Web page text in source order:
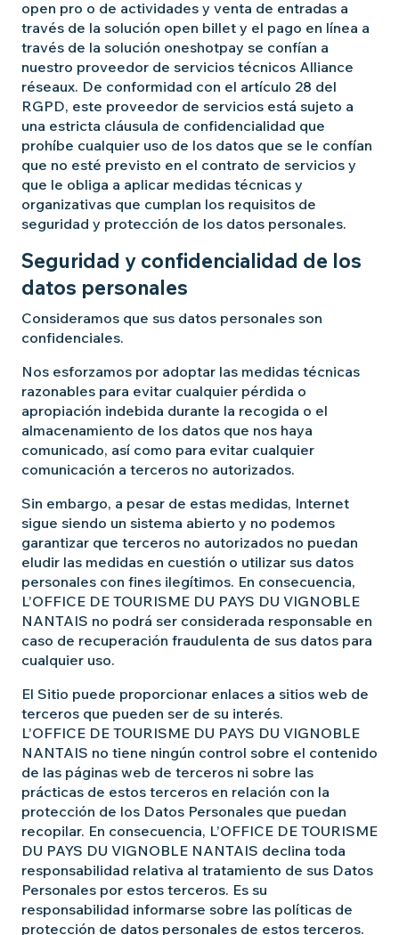
open pro o de actividades y venta de entradas a
través de la solución open billet y el pago en línea a
través de la solución oneshotpay se confían a
nuestro proveedor de servicios técnicos Alliance
réseaux. De conformidad con el artículo 28 del
RGPD, este proveedor de servicios está sujeto a
una estricta cláusula de confidencialidad que
prohíbe cualquier uso de los datos que se le confían
que no esté previsto en el contrato de servicios y
que le obliga a aplicar medidas técnicas y
organizativas que cumplan los requisitos de
seguridad y protección de los datos personales.
Seguridad y confidencialidad de los
datos personales
Consideramos que sus datos personales son
confidenciales.
Nos esforzamos por adoptar las medidas técnicas
razonables para evitar cualquier pérdida o
apropiación indebida durante la recogida o el
almacenamiento de los datos que nos haya
comunicado, así como para evitar cualquier
comunicación a terceros no autorizados.
Sin embargo, a pesar de estas medidas, Internet
sigue siendo un sistema abierto y no podemos
garantizar que terceros no autorizados no puedan
eludir las medidas en cuestión o utilizar sus datos
personales con fines ilegítimos. En consecuencia,
L’OFFICE DE TOURISME DU PAYS DU VIGNOBLE
NANTAIS no podrá ser considerada responsable en
caso de recuperación fraudulenta de sus datos para
cualquier uso.
El Sitio puede proporcionar enlaces a sitios web de
terceros que pueden ser de su interés.
L’OFFICE DE TOURISME DU PAYS DU VIGNOBLE
NANTAIS no tiene ningún control sobre el contenido
de las páginas web de terceros ni sobre las
prácticas de estos terceros en relación con la
protección de los Datos Personales que puedan
recopilar. En consecuencia, L’OFFICE DE TOURISME
DU PAYS DU VIGNOBLE NANTAIS declina toda
responsabilidad relativa al tratamiento de sus Datos
Personales por estos terceros. Es su
responsabilidad informarse sobre las políticas de
protección de datos personales de estos terceros.